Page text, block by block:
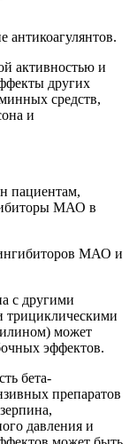
антикоагулянтов.
активностью и
других
средств,
и
пациентам,
МАО в
МАО и
с другими
трициклическими
может
эффектов.
бета-
препаратов
давления и